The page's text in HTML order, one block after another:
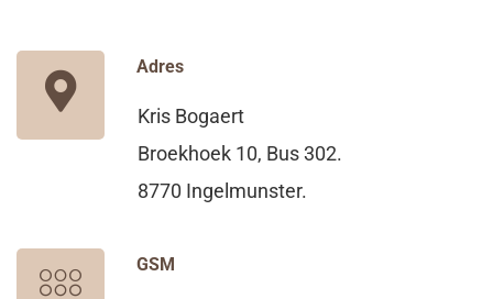
Adres
Kris Bogaert
Broekhoek 10, Bus 302.
8770 Ingelmunster.
GSM